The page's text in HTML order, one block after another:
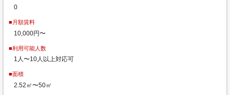
0
■月額賃料
10,000円〜
■利用可能人数
1人〜10人以上対応可
■面積
2.52㎡〜50㎡